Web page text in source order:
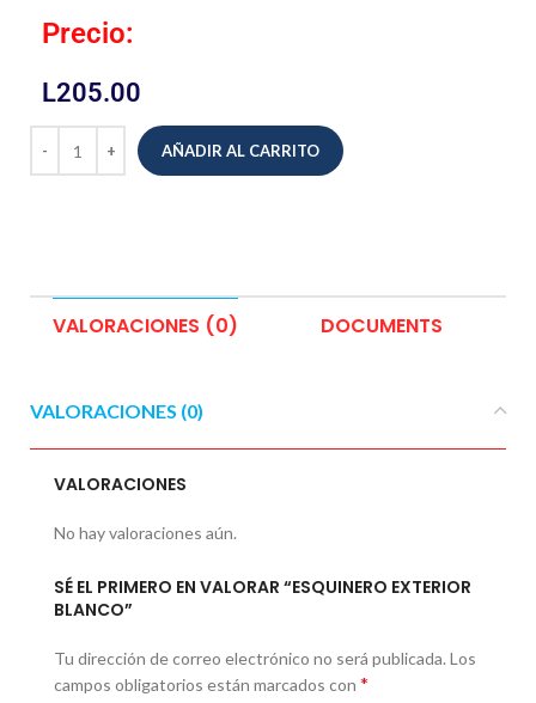
Precio:
L205.00
AÑADIR AL CARRITO
VALORACIONES (0) DOCUMENTS
VALORACIONES (0)
VALORACIONES
No hay valoraciones aún.
SÉ EL PRIMERO EN VALORAR “ESQUINERO EXTERIOR
BLANCO”
Tu dirección de correo electrónico no será publicada. Los
campos obligatorios están marcados con *